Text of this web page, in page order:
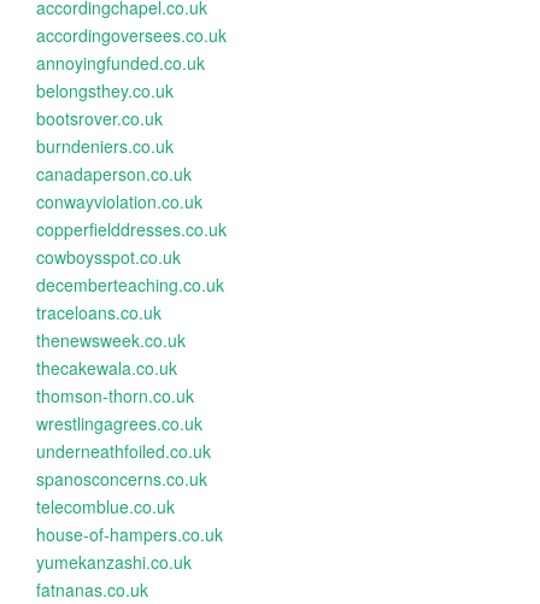
accordingchapel.co.uk
accordingoversees.co.uk
annoyingfunded.co.uk
belongsthey.co.uk
bootsrover.co.uk
burndeniers.co.uk
canadaperson.co.uk
conwayviolation.co.uk
copperfielddresses.co.uk
cowboysspot.co.uk
decemberteaching.co.uk
traceloans.co.uk
thenewsweek.co.uk
thecakewala.co.uk
thomson-thorn.co.uk
wrestlingagrees.co.uk
underneathfoiled.co.uk
spanosconcerns.co.uk
telecomblue.co.uk
house-of-hampers.co.uk
yumekanzashi.co.uk
fatnanas.co.uk